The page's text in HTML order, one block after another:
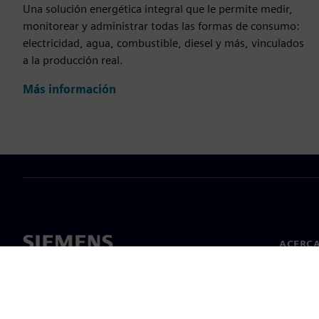
Una solución energética integral que le permite medir,
monitorear y administrar todas las formas de consumo:
electricidad, agua, combustible, diesel y más, vinculados
a la producción real.
Más información